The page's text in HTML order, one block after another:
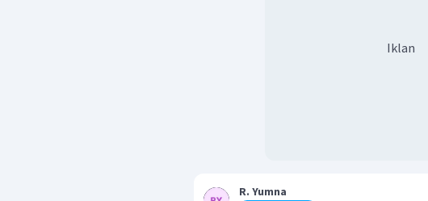
Iklan
R. Yumna